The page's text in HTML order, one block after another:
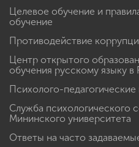
Целевое обучение и
обучение
Противодействие
Центр открытого
обучения русскому языку
Психолого-педагогические
Служба психологического
Мининского университета
Ответы на часто